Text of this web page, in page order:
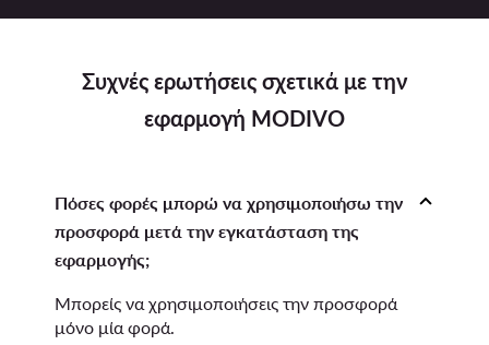
Συχνές ερωτήσεις σχετικά με την
εφαρμογή MODIVO
Πόσες φορές μπορώ να χρησιμοποιήσω την
προσφορά μετά την εγκατάσταση της
εφαρμογής;
Μπορείς να χρησιμοποιήσεις την προσφορά
μόνο μία φορά.